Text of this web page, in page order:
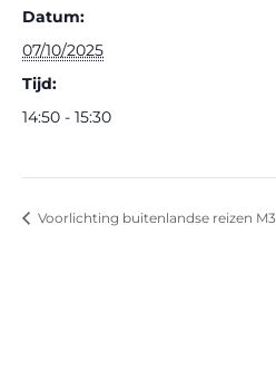
Datum:
07/10/2025
Tijd:
14:50 - 15:30
Voorlichting buitenlandse reizen M3